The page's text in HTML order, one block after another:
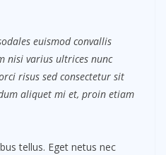
euismod convallis
nisi varius ultrices nunc
risus sed consectetur sit
aliquet mi et, proin etiam
tellus. Eget netus nec